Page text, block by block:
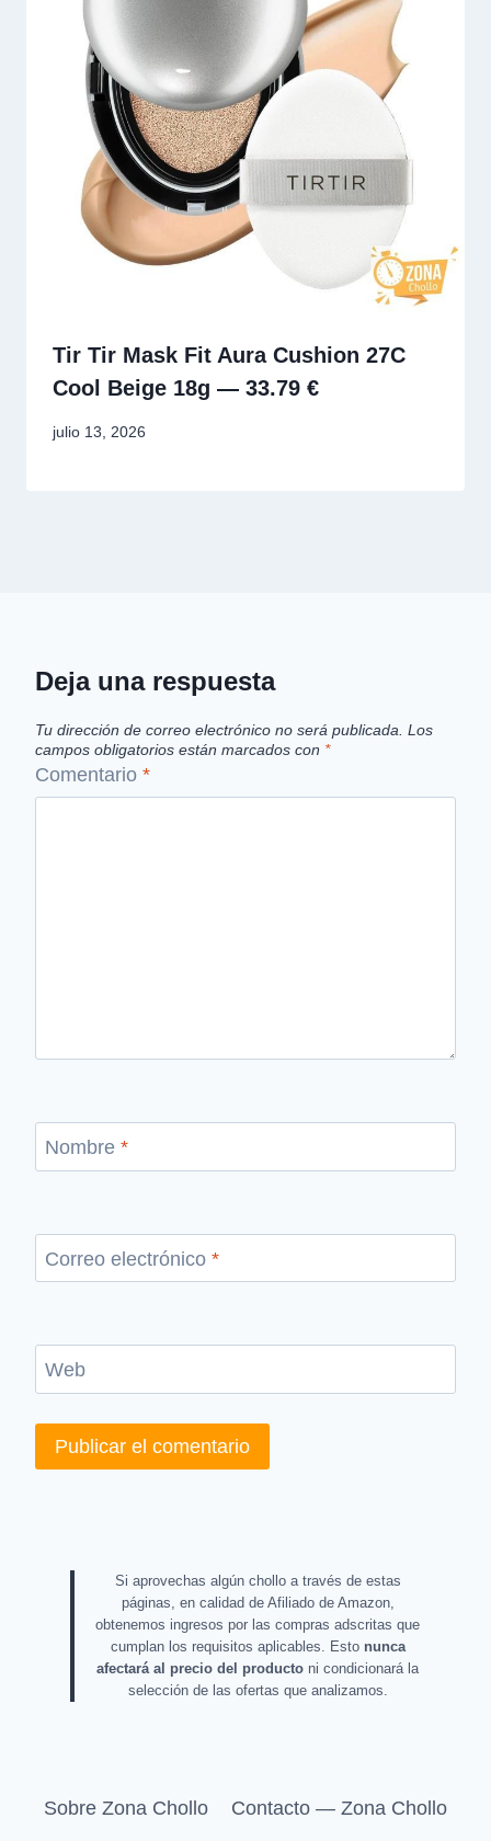
Tir Tir Mask Fit Aura Cushion 27C
Cool Beige 18g — 33.79 €
julio 13, 2026
Deja una respuesta
Tu dirección de correo electrónico no será publicada. Los
campos obligatorios están marcados con *
Comentario *
Nombre *
Correo electrónico *
Web
Si aprovechas algún chollo a través de estas
páginas, en calidad de Afiliado de Amazon,
obtenemos ingresos por las compras adscritas que
cumplan los requisitos aplicables. Esto nunca
afectará al precio del producto ni condicionará la
selección de las ofertas que analizamos.
Sobre Zona Chollo
Contacto — Zona Chollo